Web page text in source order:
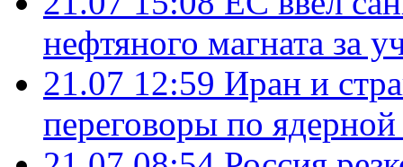
нефтяного магната за
21.07 12:59 Иран и
переговоры по